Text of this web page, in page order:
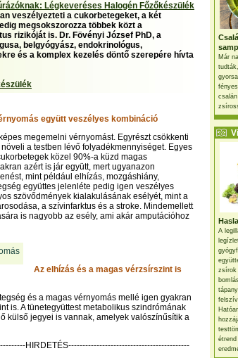
Már
A
zsírok
étrend
Légkeveréses Halogén Főzőkészülék
veszélyezteti a cukorbetegeket, a két
megsokszorozza többek közt a
rizikóját is. Dr. Fövényi József PhD, a
belgyógyász, endokrinológus,
és a komplex kezelés döntő szerepére hívta
együtt veszélyes kombináció
megemelni vérnyomást. Egyrészt csökkenti
a testben lévő folyadékmennyiséget. Egyes
közel 90%-a küzd magas
azért is jár együtt, mert ugyanazon
mint például elhízás, mozgáshiány,
együttes jelenléte pedig igen veszélyes
szövődmények kialakulásának esélyét, mint a
a szívinfarktus és a stroke. Mindemellett
is nagyobb az esély, ami akár amputációhoz
Az elhízás és a magas vérzsírszint is
és a magas vérnyomás mellé igen gyakran
is. A tünetegyüttest metabolikus szindrómának
külső jegyei is vannak, amelyek valószínűsítik a
HIRDETÉS-------------------------------------------